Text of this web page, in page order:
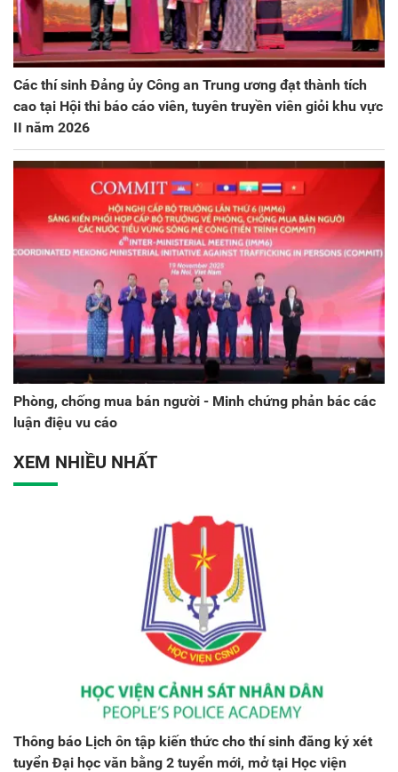
Các thí sinh Đảng ủy Công an Trung ương đạt thành tích
cao tại Hội thi báo cáo viên, tuyên truyền viên giỏi khu vực
II năm 2026
Phòng, chống mua bán người - Minh chứng phản bác các
luận điệu vu cáo
XEM NHIỀU NHẤT
Thông báo Lịch ôn tập kiến thức cho thí sinh đăng ký xét
tuyển Đại học văn bằng 2 tuyển mới, mở tại Học viện